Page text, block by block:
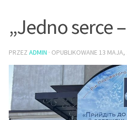
„Jedno serce
PRZEZ ADMIN · OPUBLIKOWANE 13 MAJA,